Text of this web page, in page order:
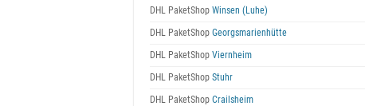
DHL PaketShop Winsen (Luhe)
DHL PaketShop Georgsmarienhütte
DHL PaketShop Viernheim
DHL PaketShop Stuhr
DHL PaketShop Crailsheim